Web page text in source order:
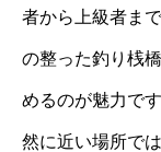
者から上級者ま
の整った釣り桟
めるのが魅力で
然に近い場所で